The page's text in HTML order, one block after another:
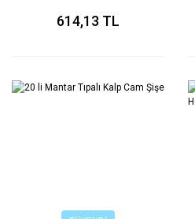
614,13 TL